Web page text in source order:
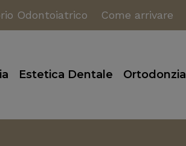
Odontoiatrico Come arrivare
Estetica Dentale Ortodonzia